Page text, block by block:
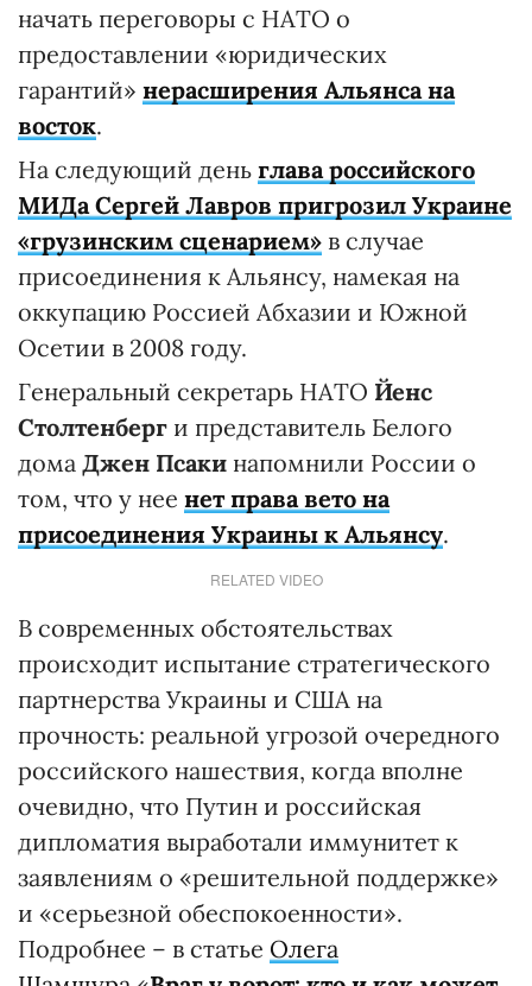
начать переговоры с НАТО о
предоставлении «юридических
гарантий» нерасширения Альянса на
восток.
На следующий день глава российского
МИДа Сергей Лавров пригрозил Украине
«грузинским сценарием» в случае
присоединения к Альянсу, намекая на
оккупацию Россией Абхазии и Южной
Осетии в 2008 году.
Генеральный секретарь НАТО Йенс
Столтенберг и представитель Белого
дома Джен Псаки напомнили России о
том, что у нее нет права вето на
присоединения Украины к Альянсу.
RELATED VIDEO
В современных обстоятельствах
происходит испытание стратегического
партнерства Украины и США на
прочность: реальной угрозой очередного
российского нашествия, когда вполне
очевидно, что Путин и российская
дипломатия выработали иммунитет к
заявлениям о «решительной поддержке»
и «серьезной обеспокоенности».
Подробнее – в статье Олега